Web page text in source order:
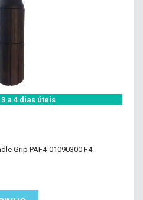
a 4 dias úteis
Grip PAF4-01090300 F4-